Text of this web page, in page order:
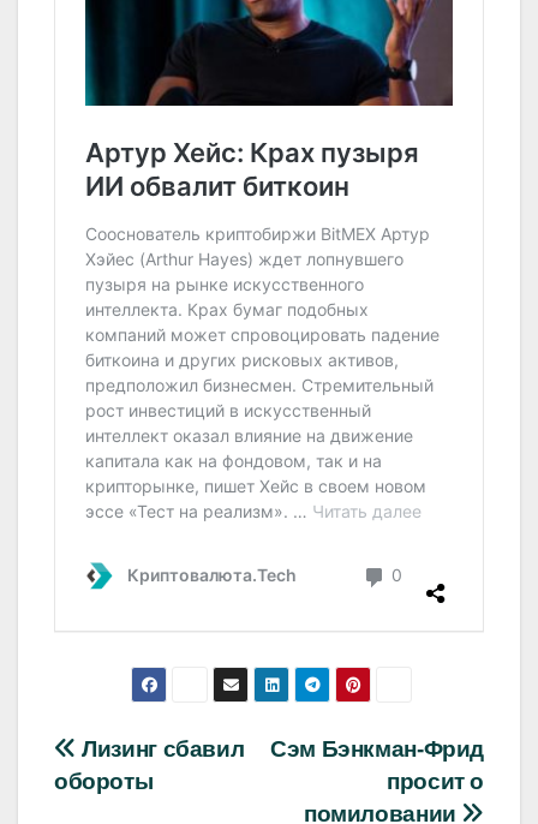
Навигация
по
Сэм Бэнкман-Фрид
просит о
помиловании
Лизинг сбавил
обороты